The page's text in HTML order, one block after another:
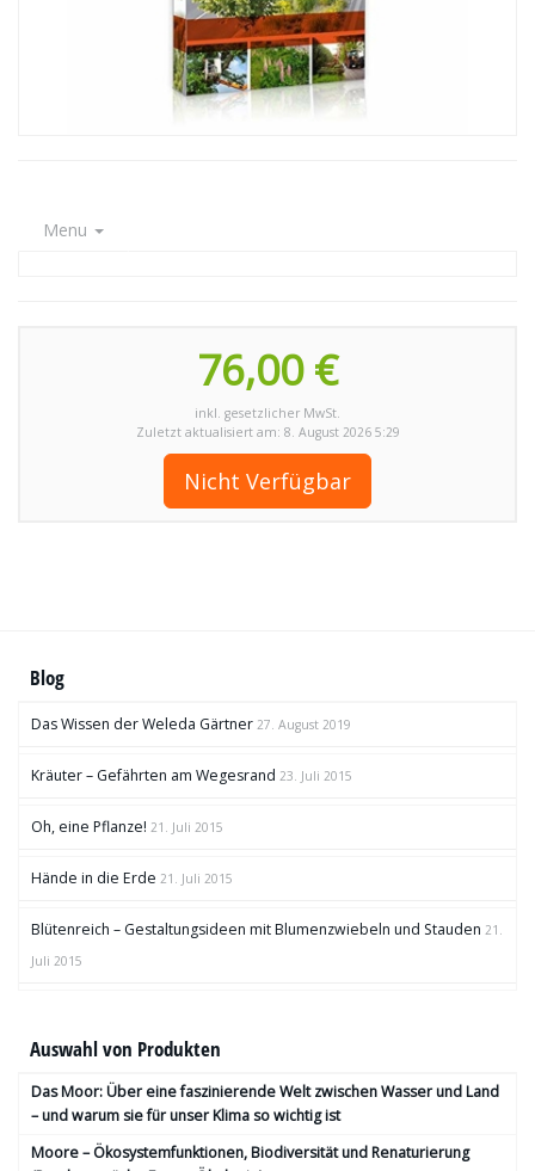
Menu
76,00 €
inkl. gesetzlicher MwSt.
Zuletzt aktualisiert am: 8. August 2026 5:29
Nicht Verfügbar
Blog
Das Wissen der Weleda Gärtner 27. August 2019
Kräuter – Gefährten am Wegesrand 23. Juli 2015
Oh, eine Pflanze! 21. Juli 2015
Hände in die Erde 21. Juli 2015
Blütenreich – Gestaltungsideen mit Blumenzwiebeln und Stauden 21.
Juli 2015
Auswahl von Produkten
Das Moor: Über eine faszinierende Welt zwischen Wasser und Land
– und warum sie für unser Klima so wichtig ist
Moore – Ökosystemfunktionen, Bio­diversität und Renaturierung